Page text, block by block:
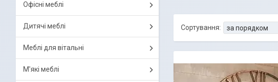
Офісні меблі
Дитячі меблі
Меблі для вітальні
М'які меблі